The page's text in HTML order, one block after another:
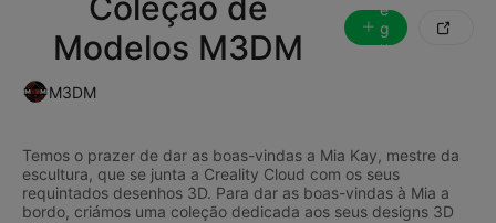
Modelos M3DM
e
g
u

M3DM
Temos o prazer de dar as boas-vindas a Mia Kay, mestre da
escultura, que se junta a Creality Cloud com os seus
requintados desenhos 3D. Para dar as boas-vindas à Mia a
bordo, criámos uma coleção dedicada aos seus designs 3D